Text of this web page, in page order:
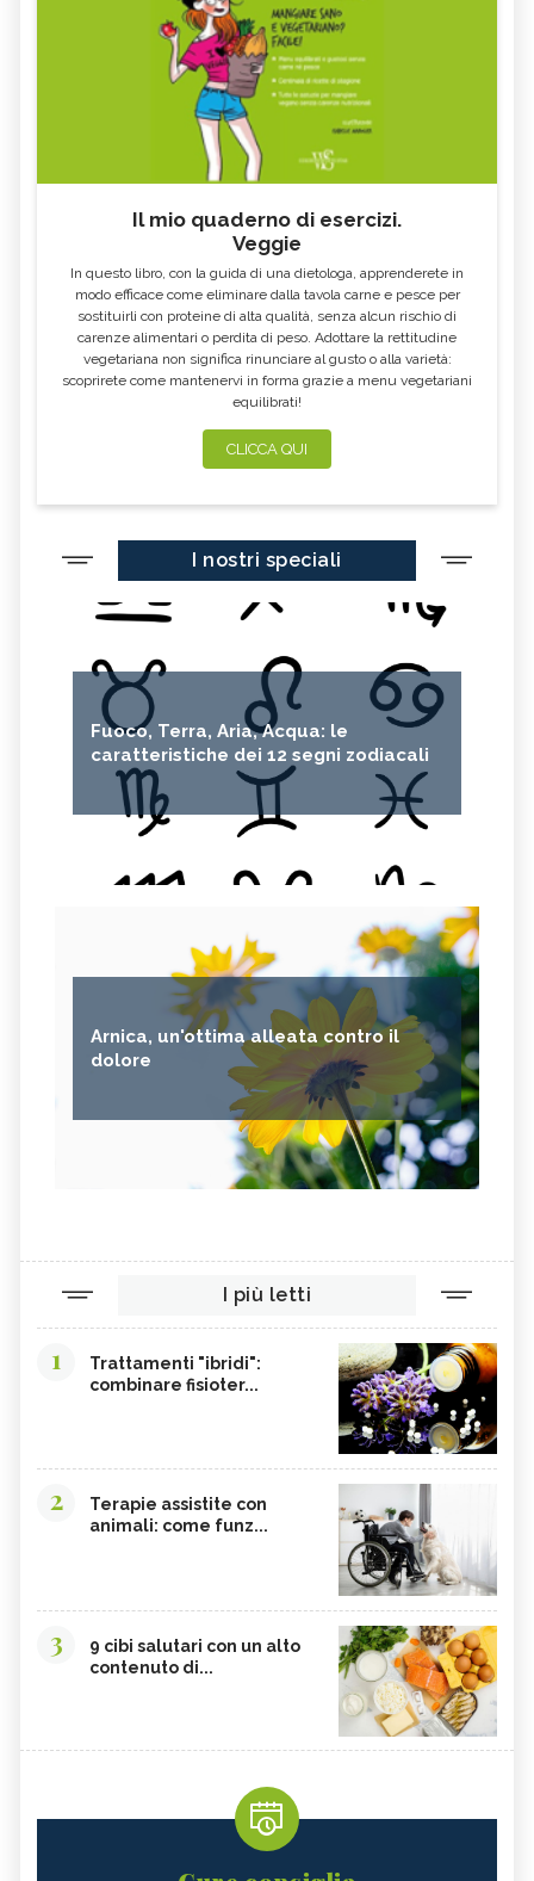
Il mio quaderno di esercizi.
Veggie
In questo libro, con la guida di una dietologa, apprenderete in
modo efficace come eliminare dalla tavola carne e pesce per
sostituirli con proteine di alta qualità, senza alcun rischio di
carenze alimentari o perdita di peso. Adottare la rettitudine
vegetariana non significa rinunciare al gusto o alla varietà:
scoprirete come mantenervi in forma grazie a menu vegetariani
equilibrati!
CLICCA QUI
I nostri speciali
Fuoco, Terra, Aria, Acqua: le
caratteristiche dei 12 segni zodiacali
Arnica, un'ottima alleata contro il
dolore
I più letti
1
Trattamenti "ibridi":
combinare fisioter...
2
Terapie assistite con
animali: come funz...
3
9 cibi salutari con un alto
contenuto di...